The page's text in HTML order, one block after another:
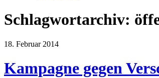
Schlagwortarchiv:
18. Februar 2014
Kampagne gegen